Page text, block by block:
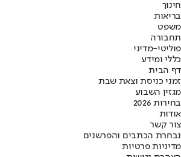
חינוך
בריאות
משפט
תחבורה
פוליטי-מדיני
כללי ומידע
דף הבית
זמני כניסת וצאת שבת
מגזין השבוע
בחירות 2026
אודות
צור קשר
נבחרת הכתבים והפרשנים
מדיניות פרטיות